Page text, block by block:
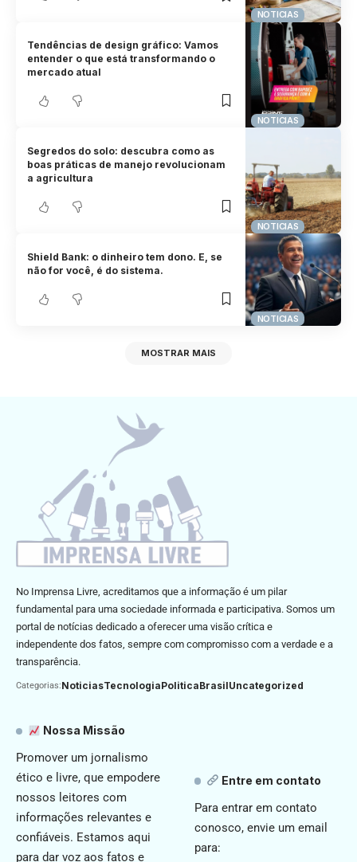
NOTICIAS
NOTICIAS
Tendências de design gráfico: Vamos
entender o que está transformando o
mercado atual
NOTICIAS
Segredos do solo: descubra como as
boas práticas de manejo revolucionam
a agricultura
NOTICIAS
Shield Bank: o dinheiro tem dono. E, se
não for você, é do sistema.
MOSTRAR MAIS
No Imprensa Livre, acreditamos que a informação é um pilar
fundamental para uma sociedade informada e participativa. Somos um
portal de notícias dedicado a oferecer uma visão crítica e
independente dos fatos, sempre com compromisso com a verdade e a
transparência.
Categorias:NoticiasTecnologiaPoliticaBrasilUncategorized
Nossa Missão
Promover um jornalismo
ético e livre, que empodere
nossos leitores com
informações relevantes e
confiáveis. Estamos aqui
para dar voz aos fatos e
Entre em contato
Para entrar em contato
conosco, envie um email
para: